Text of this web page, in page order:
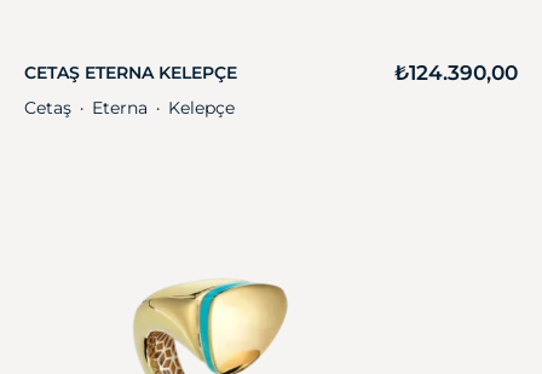
CETAŞ ETERNA KELEPÇE ₺124.390,00
Cetaş ・ Eterna ・ Kelepçe